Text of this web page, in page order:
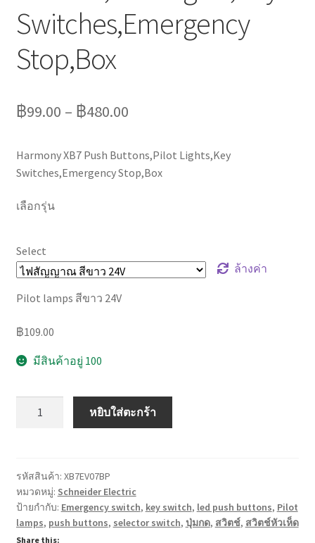
รับเหมาออกแบบติดตั้ง
มุมแชร์ความรู้
Switches,Emergency
Stop,Box
฿99.00 – ฿480.00
Harmony XB7 Push Buttons,Pilot Lights,Key
Switches,Emergency Stop,Box
เลือกรุ่น
Select
ล้างค่า
Pilot lamps สีขาว 24V
฿109.00
มีสินค้าอยู่ 100
Buttons,Pilot
Lights,Key
Switches,Emergency
Stop,Box
หยิบใส่ตะกร้า
รหัสสินค้า: XB7EV07BP
หมวดหมู่: Schneider Electric
ป้ายกำกับ: Emergency switch, key switch, led push buttons, Pilot
lamps, push buttons, selector switch, ปุ่มกด, สวิตช์, สวิตช์หัวเห็ด
Share this: